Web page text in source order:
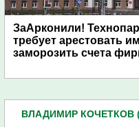
ЗаАрконили!
требует арестовать
заморозить счета
ВЛАДИМИР КОЧЕТКОВ